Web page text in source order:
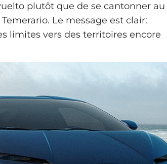
plutôt que de se cantonner au
Le message est clair:
limites vers des territoires encore